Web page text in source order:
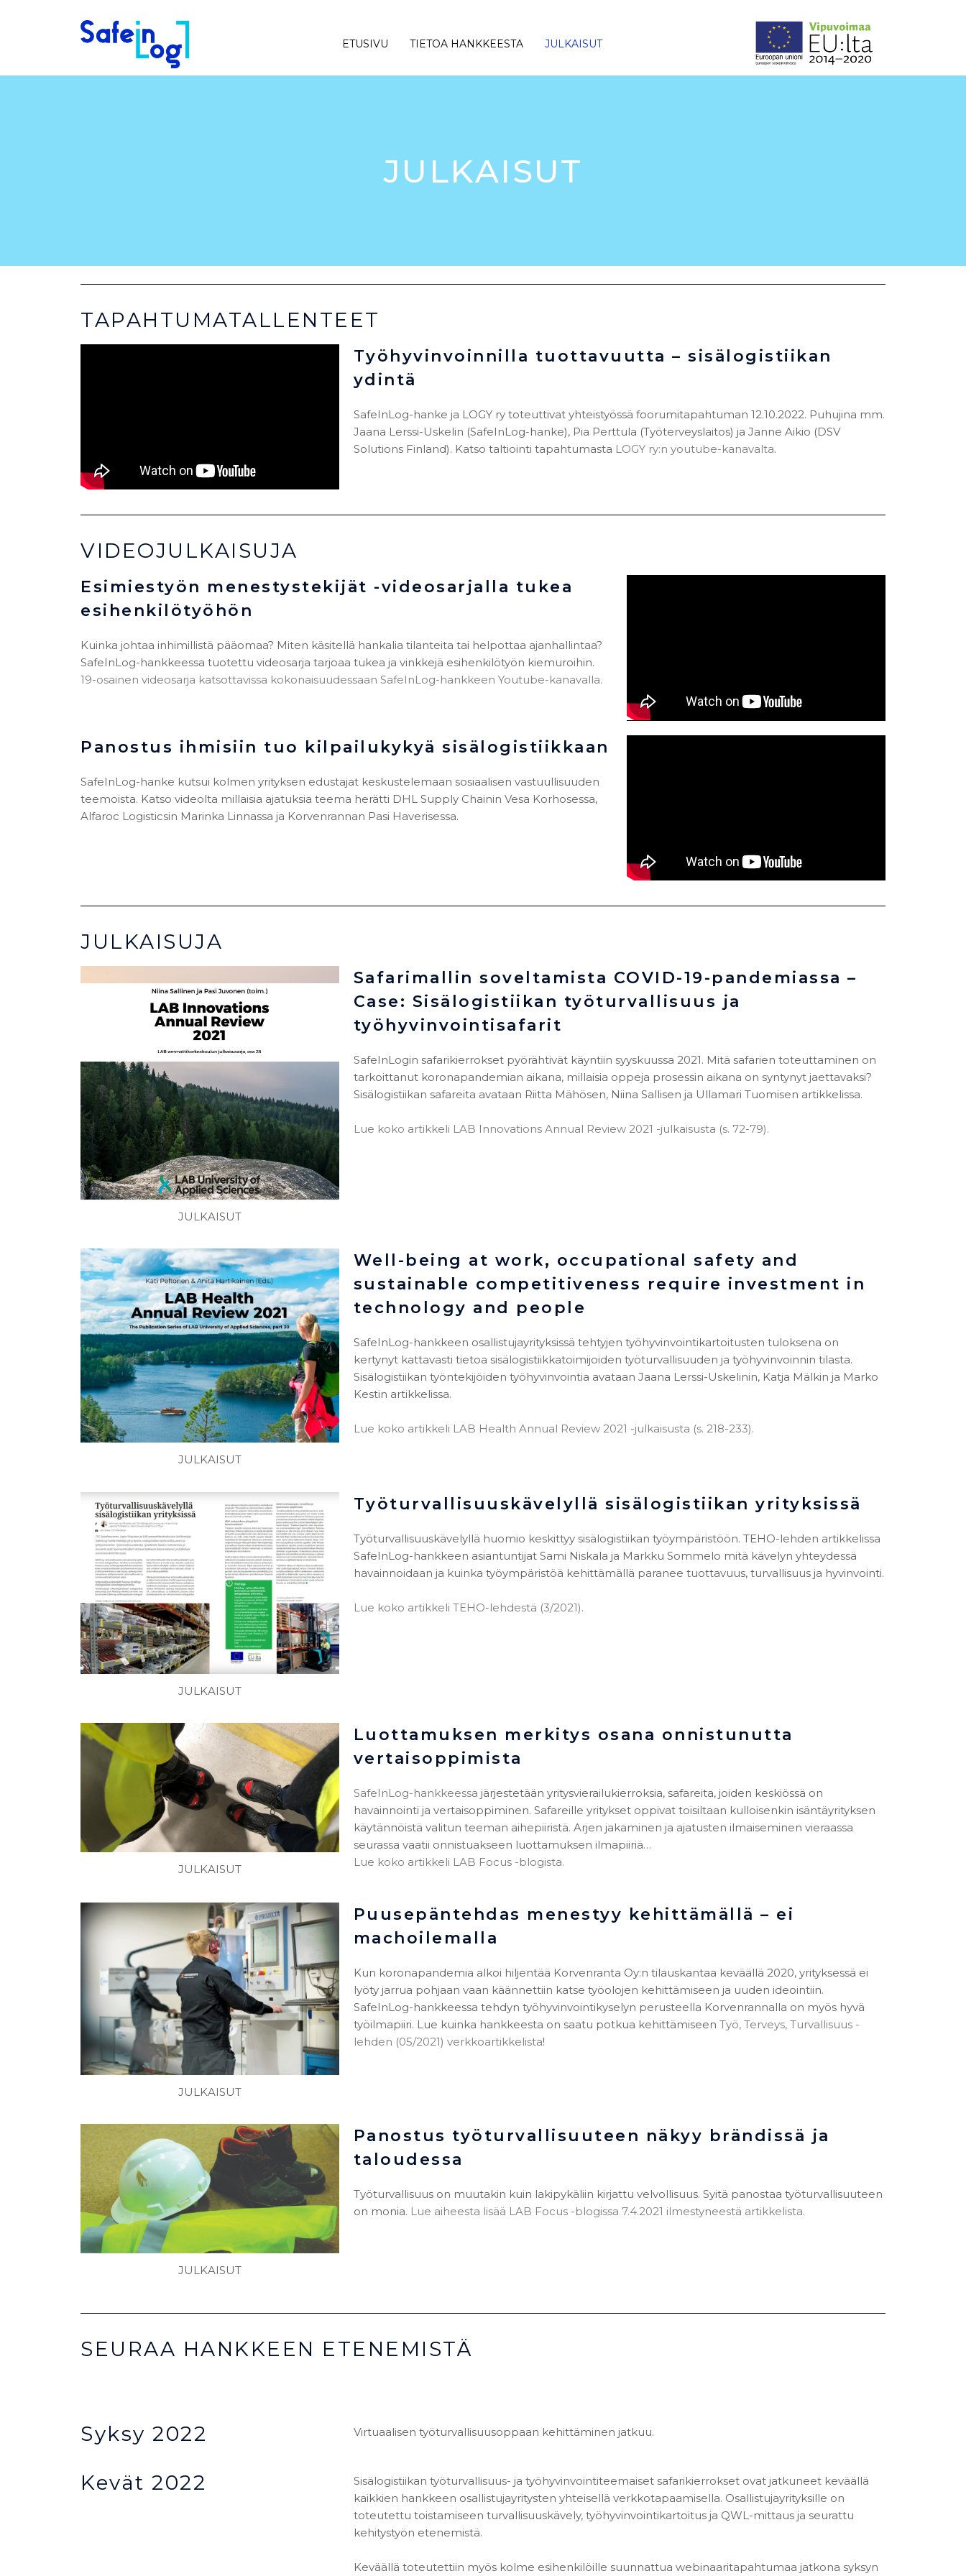
ETUSIVU TIETOA HANKKEESTA JULKAISUT
JULKAISUT
TAPAHTUMATALLENTEET
Työhyvinvoinnilla tuottavuutta – sisälogistiikan
ydintä
SafeInLog-hanke ja LOGY ry toteuttivat yhteistyössä foorumitapahtuman 12.10.2022. Puhujina mm.
Jaana Lerssi-Uskelin (SafeInLog-hanke), Pia Perttula (Työterveyslaitos) ja Janne Aikio (DSV
Solutions Finland). Katso taltiointi tapahtumasta LOGY ry:n youtube-kanavalta.
VIDEOJULKAISUJA
Esimiestyön menestystekijät -videosarjalla tukea
esihenkilötyöhön
Kuinka johtaa inhimillistä pääomaa? Miten käsitellä hankalia tilanteita tai helpottaa ajanhallintaa?
SafeInLog-hankkeessa tuotettu videosarja tarjoaa tukea ja vinkkejä esihenkilötyön kiemuroihin.
19-osainen videosarja katsottavissa kokonaisuudessaan SafeInLog-hankkeen Youtube-kanavalla.
Panostus ihmisiin tuo kilpailukykyä sisälogistiikkaan
SafeInLog-hanke kutsui kolmen yrityksen edustajat keskustelemaan sosiaalisen vastuullisuuden
teemoista. Katso videolta millaisia ajatuksia teema herätti DHL Supply Chainin Vesa Korhosessa,
Alfaroc Logisticsin Marinka Linnassa ja Korvenrannan Pasi Haverisessa.
JULKAISUJA
JULKAISUT
Safarimallin soveltamista COVID-19-pandemiassa –
Case: Sisälogistiikan työturvallisuus ja
työhyvinvointisafarit
SafeInLogin safarikierrokset pyörähtivät käyntiin syyskuussa 2021. Mitä safarien toteuttaminen on
tarkoittanut koronapandemian aikana, millaisia oppeja prosessin aikana on syntynyt jaettavaksi?
Sisälogistiikan safareita avataan Riitta Mähösen, Niina Sallisen ja Ullamari Tuomisen artikkelissa.
Lue koko artikkeli LAB Innovations Annual Review 2021 -julkaisusta (s. 72-79).
JULKAISUT
Well-being at work, occupational safety and
sustainable competitiveness require investment in
technology and people
SafeInLog-hankkeen osallistujayrityksissä tehtyjen työhyvinvointikartoitusten tuloksena on
kertynyt kattavasti tietoa sisälogistiikkatoimijoiden työturvallisuuden ja työhyvinvoinnin tilasta.
Sisälogistiikan työntekijöiden työhyvinvointia avataan Jaana Lerssi-Uskelinin, Katja Mälkin ja Marko
Kestin artikkelissa.
Lue koko artikkeli LAB Health Annual Review 2021 -julkaisusta (s. 218-233).
JULKAISUT
Työturvallisuuskävelyllä sisälogistiikan yrityksissä
Työturvallisuuskävelyllä huomio keskittyy sisälogistiikan työympäristöön. TEHO-lehden artikkelissa
SafeInLog-hankkeen asiantuntijat Sami Niskala ja Markku Sommelo mitä kävelyn yhteydessä
havainnoidaan ja kuinka työympäristöä kehittämällä paranee tuottavuus, turvallisuus ja hyvinvointi.
Lue koko artikkeli TEHO-lehdestä (3/2021).
JULKAISUT
Luottamuksen merkitys osana onnistunutta
vertaisoppimista
SafeInLog-hankkeessa järjestetään yritysvierailukierroksia, safareita, joiden keskiössä on
havainnointi ja vertaisoppiminen. Safareille yritykset oppivat toisiltaan kulloisenkin isäntäyrityksen
käytännöistä valitun teeman aihepiiristä. Arjen jakaminen ja ajatusten ilmaiseminen vieraassa
seurassa vaatii onnistuakseen luottamuksen ilmapiiriä…
Lue koko artikkeli LAB Focus -blogista.
JULKAISUT
Puusepäntehdas menestyy kehittämällä – ei
machoilemalla
Kun koronapandemia alkoi hiljentää Korvenranta Oy:n tilauskantaa keväällä 2020, yrityksessä ei
lyöty jarrua pohjaan vaan käännettiin katse työolojen kehittämiseen ja uuden ideointiin.
SafeInLog-hankkeessa tehdyn työhyvinvointikyselyn perusteella Korvenrannalla on myös hyvä
työilmapiiri. Lue kuinka hankkeesta on saatu potkua kehittämiseen Työ, Terveys, Turvallisuus -
lehden (05/2021) verkkoartikkelista!
JULKAISUT
Panostus työturvallisuuteen näkyy brändissä ja
taloudessa
Työturvallisuus on muutakin kuin lakipykäliin kirjattu velvollisuus. Syitä panostaa työturvallisuuteen
on monia. Lue aiheesta lisää LAB Focus -blogissa 7.4.2021 ilmestyneestä artikkelista.
SEURAA HANKKEEN ETENEMISTÄ
Syksy 2022 Virtuaalisen työturvallisuusoppaan kehittäminen jatkuu.
Kevät 2022
Sisälogistiikan työturvallisuus- ja työhyvinvointiteemaiset safarikierrokset ovat jatkuneet keväällä
kaikkien hankkeen osallistujayritysten yhteisellä verkkotapaamisella. Osallistujayrityksille on
toteutettu toistamiseen turvallisuuskävely, työhyvinvointikartoitus ja QWL-mittaus ja seurattu
kehitystyön etenemistä.
Keväällä toteutettiin myös kolme esihenkilöille suunnattua webinaaritapahtumaa jatkona syksyn